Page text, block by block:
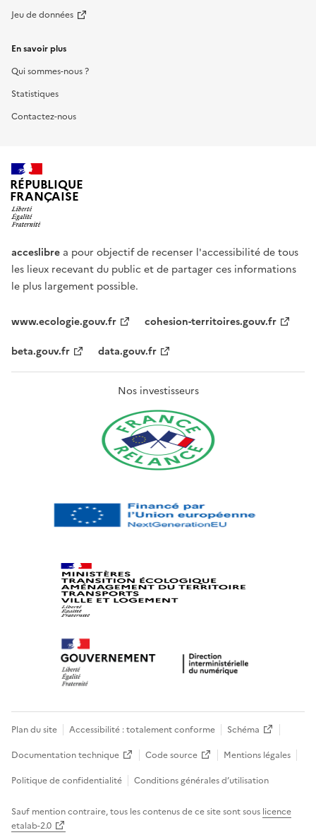
Jeu de données
En savoir plus
Qui sommes-nous ?
Statistiques
Contactez-nous
RÉPUBLIQUE
FRANÇAISE
acceslibre a pour objectif de recenser l'accessibilité de tous
les lieux recevant du public et de partager ces informations
le plus largement possible.
www.ecologie.gouv.fr
cohesion-territoires.gouv.fr
beta.gouv.fr
data.gouv.fr
Nos investisseurs
Plan du site Accessibilité : totalement conforme
Schéma
Documentation technique
Code source
Mentions légales
Politique de confidentialité
Conditions générales d’utilisation
Sauf mention contraire, tous les contenus de ce site sont sous licence
etalab-2.0